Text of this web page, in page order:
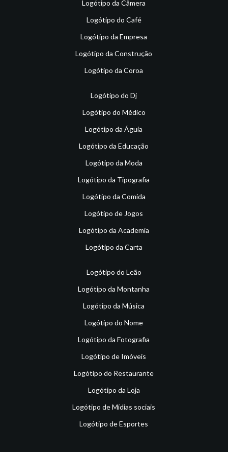
Logótipo da Câmera
Logótipo do Café
Logótipo da Empresa
Logótipo da Construção
Logótipo da Coroa
Logótipo do Dj
Logótipo do Médico
Logótipo da Águia
Logótipo da Educação
Logótipo da Moda
Logótipo da Tipografia
Logótipo da Comida
Logótipo de Jogos
Logótipo da Academia
Logótipo da Carta
Logótipo do Leão
Logótipo da Montanha
Logótipo da Música
Logótipo do Nome
Logótipo da Fotografia
Logótipo de Imóveis
Logótipo do Restaurante
Logótipo da Loja
Logótipo de Mídias sociais
Logótipo de Esportes